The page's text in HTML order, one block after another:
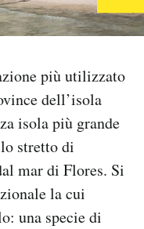
più utilizzato
dell’isola
isola più grande
stretto di
mar di Flores. Si
la cui
una specie di